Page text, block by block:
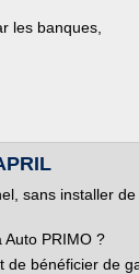
les banques,
sans installer
Auto PRIMO ?
de bénéficier de